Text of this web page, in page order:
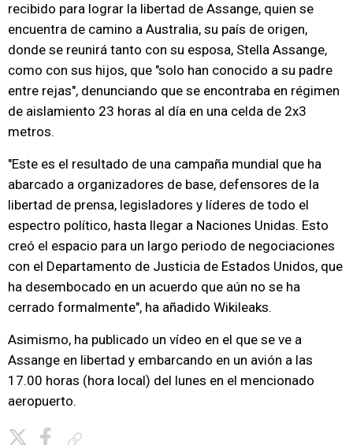
recibido para lograr la libertad de Assange, quien se
encuentra de camino a Australia, su país de origen,
donde se reunirá tanto con su esposa, Stella Assange,
como con sus hijos, que "solo han conocido a su padre
entre rejas", denunciando que se encontraba en régimen
de aislamiento 23 horas al día en una celda de 2x3
metros.
"Este es el resultado de una campaña mundial que ha
abarcado a organizadores de base, defensores de la
libertad de prensa, legisladores y líderes de todo el
espectro político, hasta llegar a Naciones Unidas. Esto
creó el espacio para un largo periodo de negociaciones
con el Departamento de Justicia de Estados Unidos, que
ha desembocado en un acuerdo que aún no se ha
cerrado formalmente", ha añadido Wikileaks.
Asimismo, ha publicado un vídeo en el que se ve a
Assange en libertad y embarcando en un avión a las
17.00 horas (hora local) del lunes en el mencionado
aeropuerto.